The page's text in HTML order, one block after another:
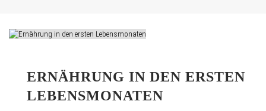
ERNÄHRUNG IN DEN ERSTEN
LEBENSMONATEN